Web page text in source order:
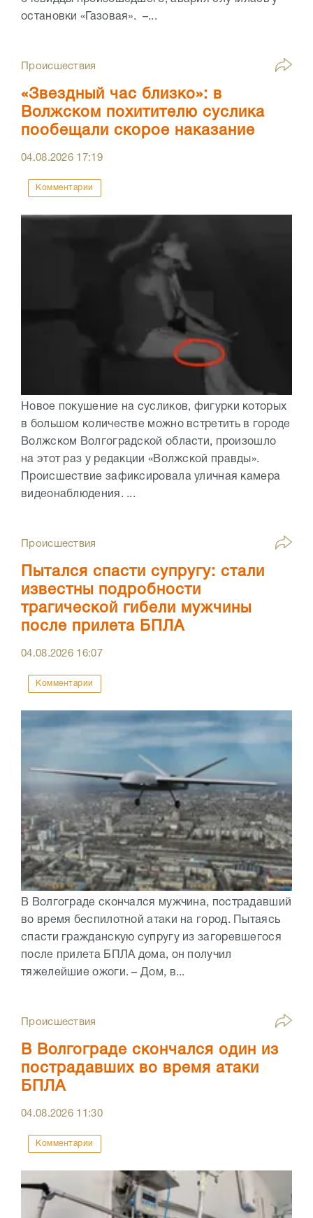
остановки «Газовая». –...
Происшествия
«Звездный час близко»: в
Волжском похитителю суслика
пообещали скорое наказание
04.08.2026 17:19
Комментарии
Новое покушение на сусликов, фигурки которых
в большом количестве можно встретить в городе
Волжском Волгоградской области, произошло
на этот раз у редакции «Волжской правды».
Происшествие зафиксировала уличная камера
видеонаблюдения. ...
Происшествия
Пытался спасти супругу: стали
известны подробности
трагической гибели мужчины
после прилета БПЛА
04.08.2026 16:07
Комментарии
В Волгограде скончался мужчина, пострадавший
во время беспилотной атаки на город. Пытаясь
спасти гражданскую супругу из загоревшегося
после прилета БПЛА дома, он получил
тяжелейшие ожоги. – Дом, в...
Происшествия
В Волгограде скончался один из
пострадавших во время атаки
БПЛА
04.08.2026 11:30
Комментарии